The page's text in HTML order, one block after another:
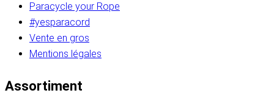
Paracycle your Rope
#yesparacord
Vente en gros
Mentions légales
Assortiment